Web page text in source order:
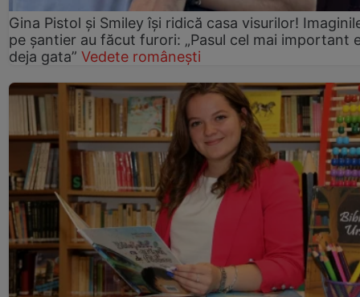
Gina Pistol și Smiley își ridică casa visurilor!
pe șantier au făcut furori: „Pasul cel mai important
deja gata” Vedete românești